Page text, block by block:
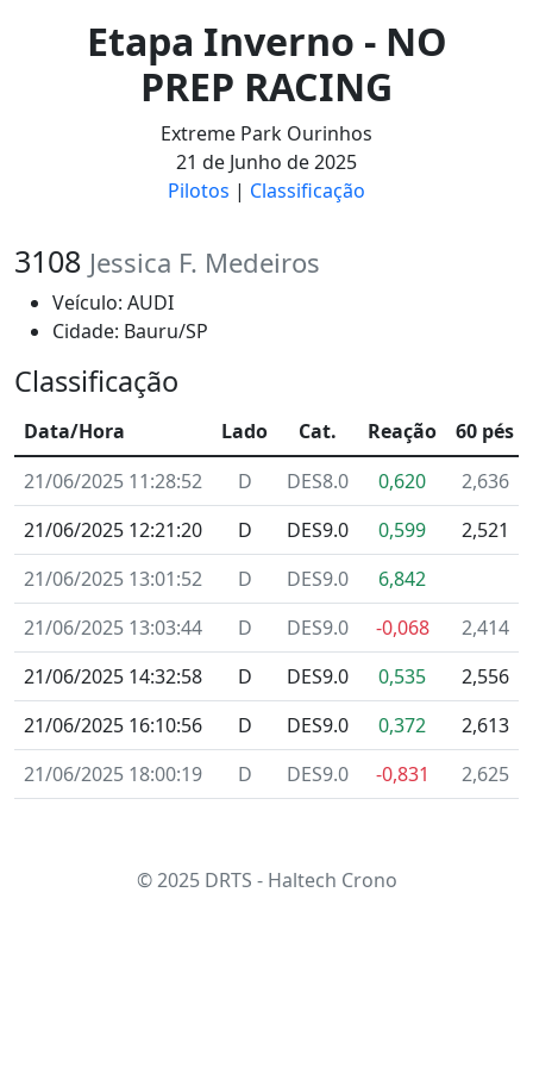
Etapa Inverno - NO
PREP RACING
Extreme Park Ourinhos
21 de Junho de 2025
Pilotos | Classificação
3108 Jessica F. Medeiros
Veículo: AUDI
Cidade: Bauru/SP
Classificação
Data/Hora Lado Cat. Reação
60 pés
21/06/2025 11:28:52
D DES8.0 0,620
2,636
21/06/2025 12:21:20
D DES9.0 0,599
2,521
21/06/2025 13:01:52
D DES9.0
6,842
21/06/2025 13:03:44
D DES9.0 -0,068
2,414
21/06/2025 14:32:58
D DES9.0 0,535
2,556
21/06/2025 16:10:56
D DES9.0 0,372
2,613
21/06/2025 18:00:19
D DES9.0 -0,831 2,625
© 2025 DRTS - Haltech Crono